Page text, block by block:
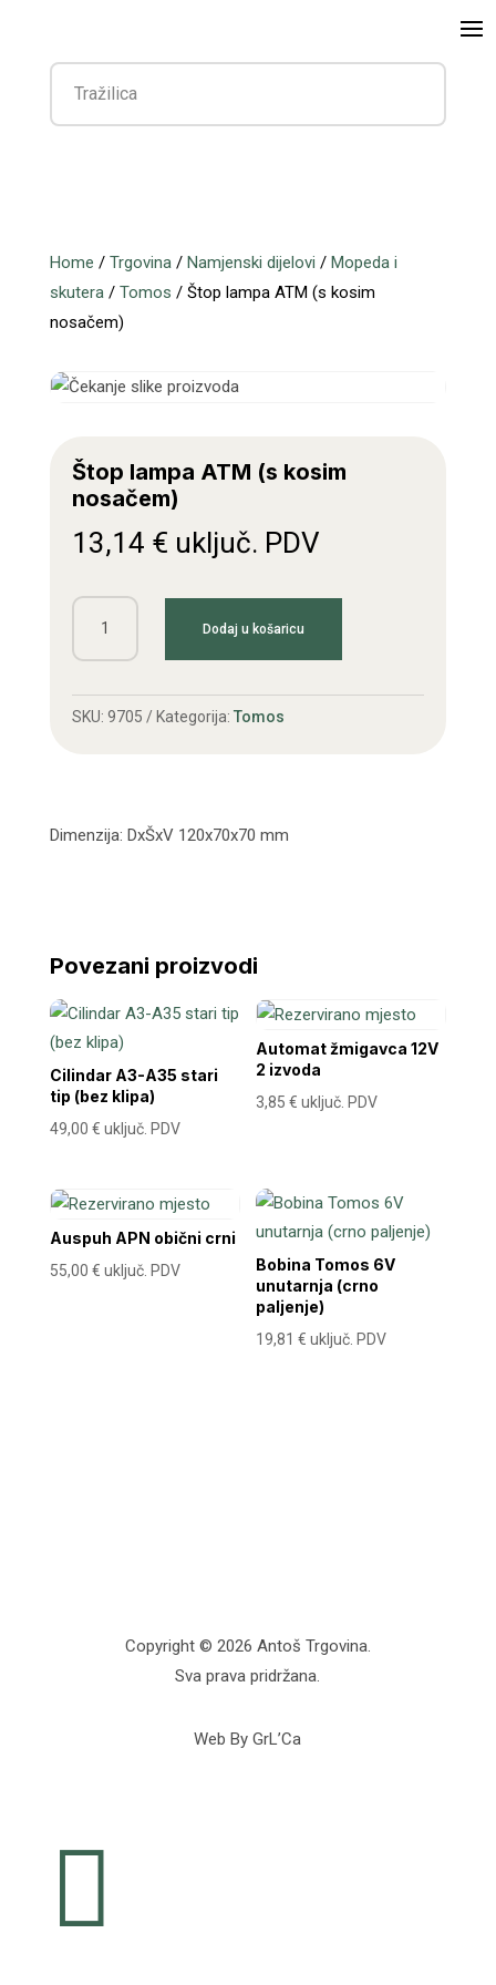
Home / Trgovina/ Namjenski dijelovi / Mopeda i
skutera/ Tomos / Štop lampa ATM (s kosim
nosačem)
Štop lampa ATM (s kosim
nosačem)
13,14 € uključ. PDV
Štop
lampa
(s
kosim
Dodaj u košaricu
SKU: 9705 Kategorija: Tomos
Dimenzija: DxŠxV 120x70x70 mm
Povezani proizvodi
Cilindar A3-A35 stari
tip (bez klipa)
49,00 € uključ. PDV
Automat žmigavca 12V
2 izvoda
3,85€ uključ. PDV
Auspuh APN obični crni
55,00 € uključ. PDV
Bobina Tomos 6V
unutarnja (crno
paljenje)
19,81€ uključ. PDV
Copyright © 2026 Antoš Trgovina.
Sva prava pridržana.
Web By GrL’Ca
